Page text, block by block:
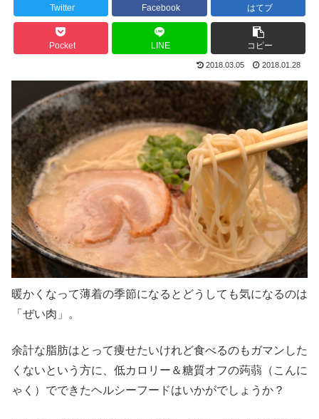
Twitter Facebook はてブ
Pocket LINE コピー
2018.03.05 2018.01.28
暖かくなって薄着の季節になるとどうしても気になるのは
「ぜい肉」。
余計な脂肪はとって痩せたいけれど食べるのもガマンした
くないという方に、低カロリー＆糖質オフの蒟蒻（こんに
ゃく）でできたヘルシーフードはいかがでしょうか？